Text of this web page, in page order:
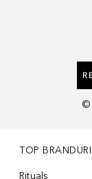
©
TOP BRANDURI
Rituals